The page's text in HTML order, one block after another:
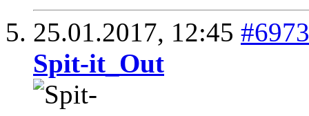
25.01.2017, 12:45 #6973
Spit-it_Out